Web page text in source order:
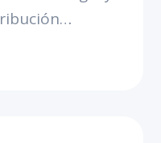
ahorra
comparado
de flujo similar.